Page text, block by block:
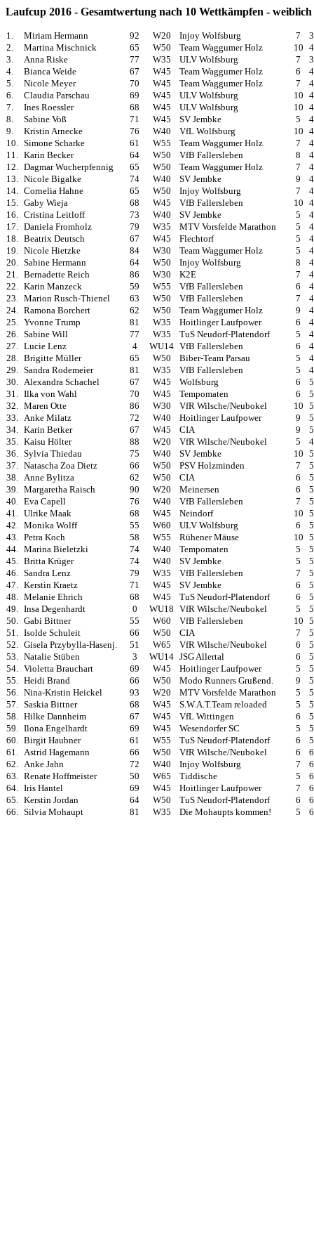
Laufcup 2016 - Gesamtwertung nach 10 Wettkämpfen - weiblich
1. Miriam Hermann 92 W20 Injoy Wolfsburg 7
2.
Martina Mischnick 65 W50 Team Waggumer Holz 10
3.
Anna Riske 77 W35 ULV Wolfsburg 7
4.
Bianca Weide 67 W45 Team Waggumer Holz 6
5.
Nicole Meyer 70 W45 Team Waggumer Holz 7
6.
Claudia Parschau 69 W45 ULV Wolfsburg 10
7.
Ines Roessler 68 W45 ULV Wolfsburg 10
8.
Sabine Voß 71 W45 SV Jembke 5
9.
Kristin Arnecke 76 W40 VfL Wolfsburg 10
10. Simone Scharke 61 W55 Team Waggumer Holz 7
11. Karin Becker 64 W50 VfB Fallersleben 8
12. Dagmar Wucherpfennig 65 W50 Team Waggumer Holz 7
13. Nicole Bigalke 74 W40 SV Jembke 9
14. Cornelia Hahne 65 W50 Injoy Wolfsburg 7
15. Gaby Wieja 68 W45 VfB Fallersleben 10
16. Cristina Leitloff 73 W40 SV Jembke 5
17. Daniela Fromholz 79 W35 MTV Vorsfelde Marathon 5
18. Beatrix Deutsch 67 W45 Flechtorf 5
19. Nicole Hietzke 84 W30 Team Waggumer Holz 5
20. Sabine Hermann 64 W50 Injoy Wolfsburg 8
21. Bernadette Reich 86 W30 K2E 7
22. Karin Manzeck 59 W55 VfB Fallersleben 6
23. Marion Rusch-Thienel 63 W50 VfB Fallersleben 7
24. Ramona Borchert 62 W50 Team Waggumer Holz 9
25. Yvonne Trump 81 W35 Hoitlinger Laufpower 6
26. Sabine Will 77 W35 TuS Neudorf-Platendorf 5
27. Lucie Lenz 4 WU14 VfB Fallersleben 6
28. Brigitte Müller 65 W50 Biber-Team Parsau 5
29. Sandra Rodemeier 81 W35 VfB Fallersleben 5
30. Alexandra Schachel 67 W45 Wolfsburg 6
31. Ilka von Wahl 70 W45 Tempomaten 6
32. Maren Otte 86 W30 VfR Wilsche/Neubokel 10
33. Anke Milatz 72 W40 Hoitlinger Laufpower 9
34. Karin Betker 67 W45 CIA 9
35. Kaisu Hölter 88 W20 VfR Wilsche/Neubokel 5
36. Sylvia Thiedau 75 W40 SV Jembke 10
37. Natascha Zoa Dietz 66 W50 PSV Holzminden 7
38. Anne Bylitza 62 W50 CIA 6
39. Margaretha Raisch 90 W20 Meinersen 6
40. Eva Capell 76 W40 VfB Fallersleben 7
41. Ulrike Maak 68 W45 Neindorf 10
42. Monika Wolff 55 W60 ULV Wolfsburg 6
43. Petra Koch 58 W55 Rühener Mäuse 10
44. Marina Bieletzki 74 W40 Tempomaten 5
45. Britta Krüger 74 W40 SV Jembke 5
46. Sandra Lenz 79 W35 VfB Fallersleben 7
47. Kerstin Kraetz 71 W45 SV Jembke 6
48. Melanie Ehrich 68 W45 TuS Neudorf-Platendorf 6
49. Insa Degenhardt 0 WU18 VfR Wilsche/Neubokel 5
50. Gabi Bittner 55 W60 VfB Fallersleben 10
51. Isolde Schuleit 66 W50 CIA 7
52. Gisela Przybylla-Hasenj. 51 W65 VfR Wilsche/Neubokel 6
53. Natalie Stüben 3 WU14 JSG Allertal 6
54. Violetta Brauchart 69 W45 Hoitlinger Laufpower 5
55. Heidi Brand 66 W50 Modo Runners Grußend. 9
56. Nina-Kristin Heickel 93 W20 MTV Vorsfelde Marathon 5
57. Saskia Bittner 68 W45 S.W.A.T.Team reloaded 5
58. Hilke Dannheim 67 W45 VfL Wittingen 6
59. Ilona Engelhardt 69 W45 Wesendorfer SC 5
60. Birgit Haubner 61 W55 TuS Neudorf-Platendorf 6
61. Astrid Hagemann 66 W50 VfR Wilsche/Neubokel 6
62. Anke Jahn 72 W40 Injoy Wolfsburg 7
63. Renate Hoffmeister 50 W65 Tiddische 5
64. Iris Hantel 69 W45 Hoitlinger Laufpower 7
65. Kerstin Jordan 64 W50 TuS Neudorf-Platendorf 6
66. Silvia Mohaupt 81 W35 Die Mohaupts kommen! 5